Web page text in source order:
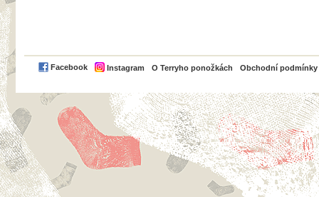
Facebook Instagram O Terryho ponožkách Obchodní podmínky
PayPal